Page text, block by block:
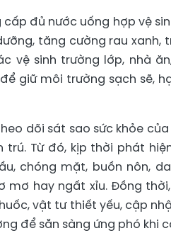
đủ nước uống hợp vệ
tăng cường rau
vệ sinh trường lớp, nhà
giữ môi trường sạch sẽ,
dõi sát sao sức khỏe
trú. Từ đó, kịp thời phát
chóng mặt, buồn nôn,
mơ hay ngất xỉu. Đồng
vật tư thiết yếu, cập
để sẵn sàng ứng phó khi